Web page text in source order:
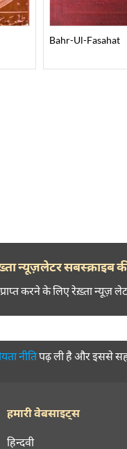
Bahr-Ul-Fasahat
न्यूज़लेटर सबस्क्राइब
करने के लिए रेख़्ता न्यूज़
नीतिपढ़ ली है और इससे
हमारी वेबसाइट्स
हिन्दवी